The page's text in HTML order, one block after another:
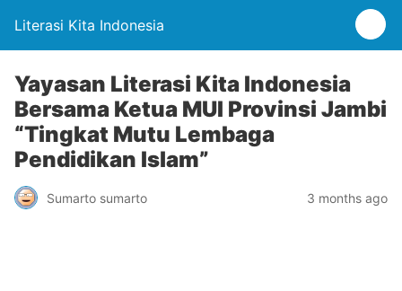
Literasi Kita Indonesia
Yayasan Literasi Kita Indonesia
Bersama Ketua MUI Provinsi Jambi
“Tingkat Mutu Lembaga
Pendidikan Islam”
Sumarto sumarto 3 months ago